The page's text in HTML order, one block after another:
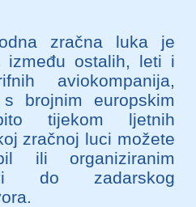
zračna luka je
između ostalih, leti i
aviokompanija,
brojnim europskim
tijekom ljetnih
zračnoj luci možete
ili organiziranim
do zadarskog